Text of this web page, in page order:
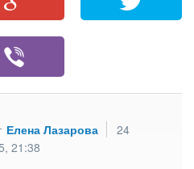
Елена Лазарова
24
21:38